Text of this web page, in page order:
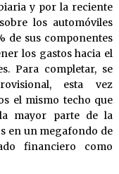
y por la reciente
los automóviles
de sus componentes
los gastos hacia el
Para completar, se
esta vez
el mismo techo que
mayor parte de la
en un megafondo de
financiero como